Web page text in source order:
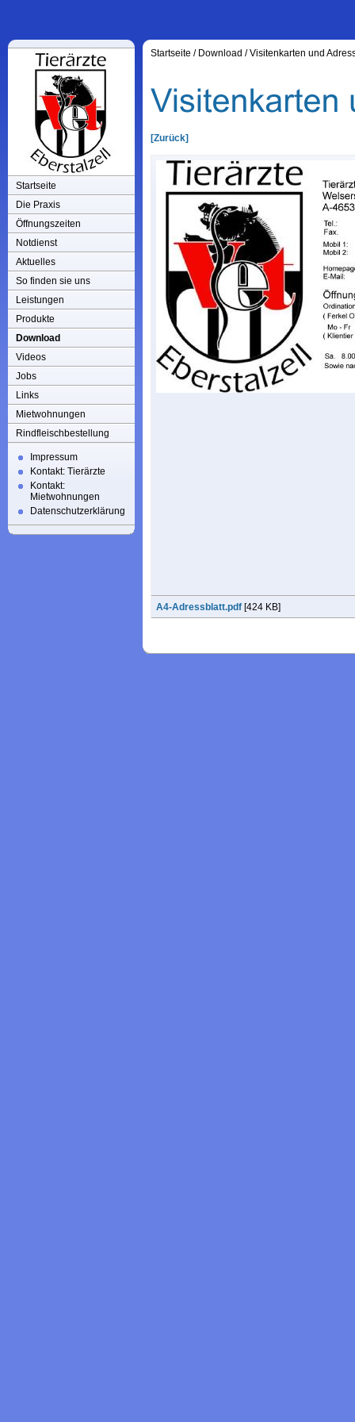
Startseite
Die Praxis
Öffnungszeiten
Notdienst
Aktuelles
So finden sie uns
Leistungen
Produkte
Download
Videos
Jobs
Links
Mietwohnungen
Rindfleischbestellung
Impressum
Kontakt: Tierärzte
Kontakt:
Mietwohnungen
Datenschutzerklärung
Startseite / Download /Visitenkarten und
[Zurück]
A4-Adressblatt.pdf [424 KB]